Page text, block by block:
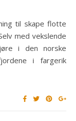
med vekslende
i den norske
i fargerik